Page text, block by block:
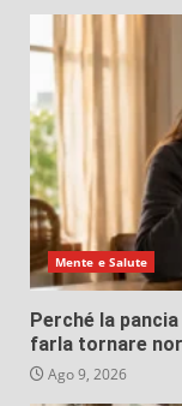
Mente e Salute
Perché la
farla tornare
Ago 9, 2026